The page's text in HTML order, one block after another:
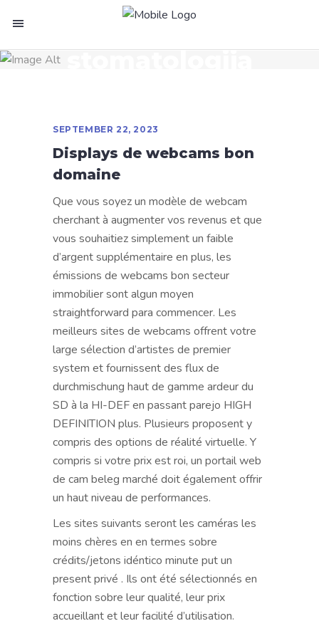
stomatologija
SEPTEMBER 22, 2023
Displays de webcams bon
domaine
Que vous soyez un modèle de webcam
cherchant à augmenter vos revenus et que
vous souhaitiez simplement un faible
d’argent supplémentaire en plus, les
émissions de webcams bon secteur
immobilier sont algun moyen
straightforward para commencer. Les
meilleurs sites de webcams offrent votre
large sélection d’artistes de premier
system et fournissent des flux de
durchmischung haut de gamme ardeur du
SD à la HI-DEF en passant parejo HIGH
DEFINITION plus. Plusieurs proposent y
compris des options de réalité virtuelle. Y
compris si votre prix est roi, un portail web
de cam beleg marché doit également offrir
un haut niveau de performances.
Les sites suivants seront les caméras les
moins chères en en termes sobre
crédits/jetons idéntico minute put un
present privé . Ils ont été sélectionnés en
fonction sobre leur qualité, leur prix
accueillant et leur facilité d’utilisation.